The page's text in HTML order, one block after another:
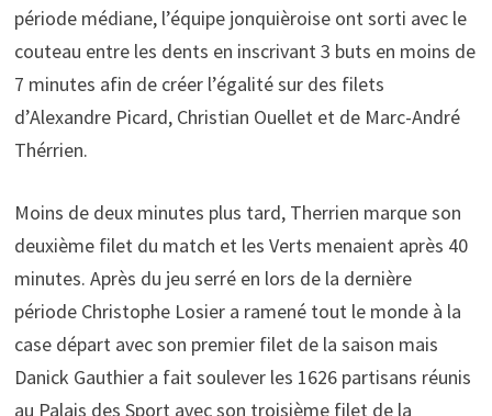
période médiane, l’équipe jonquièroise ont sorti avec le
couteau entre les dents en inscrivant 3 buts en moins de
7 minutes afin de créer l’égalité sur des filets
d’Alexandre Picard, Christian Ouellet et de Marc-André
Thérrien.
Moins de deux minutes plus tard, Therrien marque son
deuxième filet du match et les Verts menaient après 40
minutes. Après du jeu serré en lors de la dernière
période Christophe Losier a ramené tout le monde à la
case départ avec son premier filet de la saison mais
Danick Gauthier a fait soulever les 1626 partisans réunis
au Palais des Sport avec son troisième filet de la